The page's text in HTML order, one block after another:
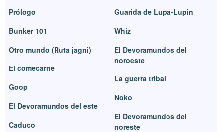
Prólogo
Bunker 101
Otro mundo (Ruta jagni)
El comecarne
Goop
El Devoramundos del este
Caduco
Guarida de Lupa-Lupin
Whiz
El Devoramundos del
noroeste
La guerra tribal
Noko
El Devoramundos del
noreste